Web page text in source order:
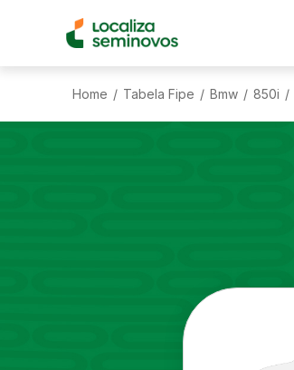
Home / Tabela Fipe / Bmw / 850i /